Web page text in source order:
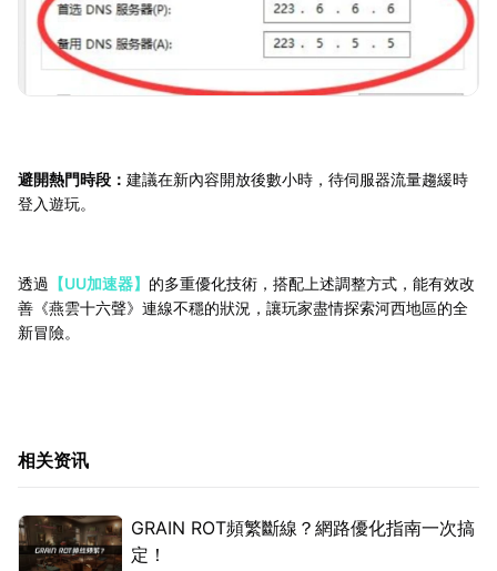
避開熱門時段： 建議在新內容開放後數小時，待伺服器流量趨緩時
登入遊玩。
透過 【UU加速器】 的多重優化技術，搭配上述調整方式，能有效改
善《燕雲十六聲》連線不穩的狀況，讓玩家盡情探索河西地區的全
新冒險。
相关资讯
GRAIN ROT頻繁斷線？網路優化指南一次搞
定！